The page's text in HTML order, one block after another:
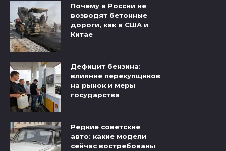
Почему в России не
возводят бетонные
дороги, как в США и
Китае
Дефицит бензина:
влияние перекупщиков
на рынок и меры
государства
Редкие советские
авто: какие модели
сейчас востребованы